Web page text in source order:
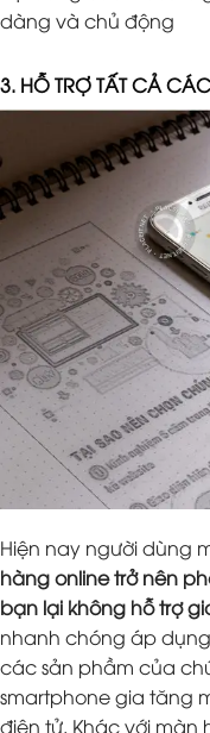
dàng và chủ động
3. HỖ TRỢ TẤT CẢ
Hiện nay người dùng
hàng online trở nên
bạn lại không hỗ trợ
nhanh chóng áp
các sản phầm của
smartphone gia tăng
điện tử. Khác với màn